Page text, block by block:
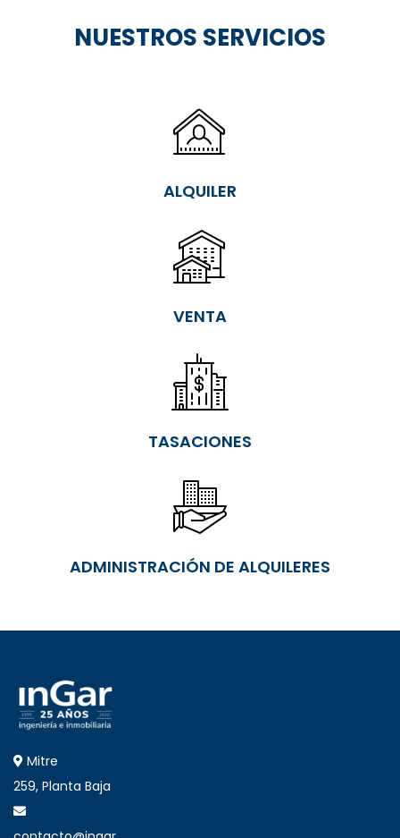
NUESTROS SERVICIOS
ALQUILER
VENTA
TASACIONES
ADMINISTRACIÓN DE ALQUILERES
Mitre
259, Planta Baja